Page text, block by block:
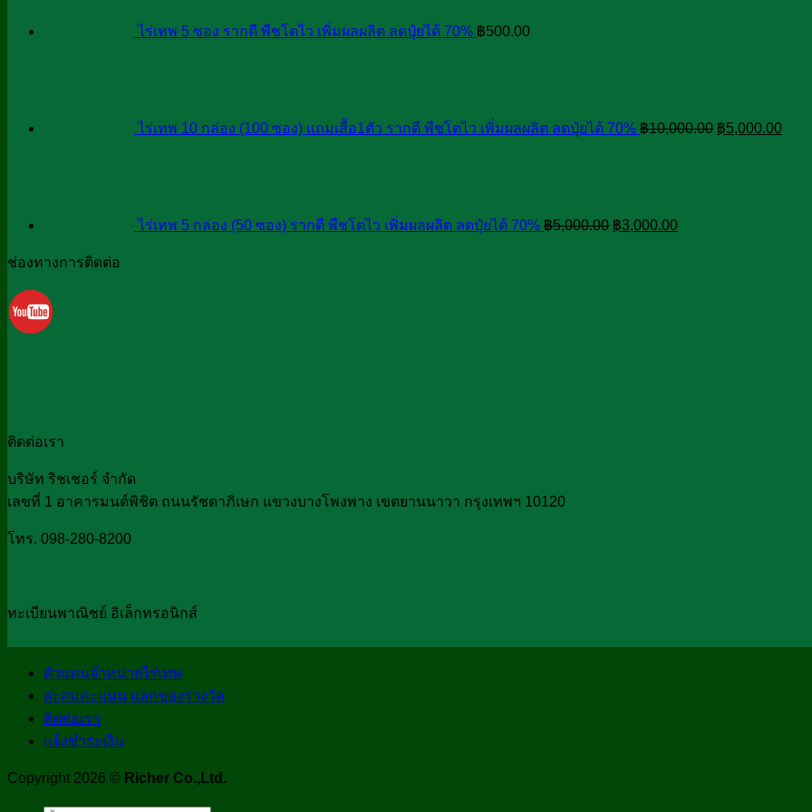
ไร่เทพ 5 ซอง รากดี พืชโตไว เพิ่มผลผลิต ลดปุ๋ยได้ 70% ฿500.00
ไร่เทพ 10 กล่อง (100 ซอง) แถมเสื้อ1ตัว รากดี พืชโตไว เพิ่มผลผลิต ลดปุ๋ยได้ 70% ฿10,000.00 ฿10,000.00.
฿5,000.00
ไร่เทพ 5 กล่อง (50 ซอง) รากดี พืชโตไว เพิ่มผลผลิต ลดปุ๋ยได้ 70% ฿5,000.00 ฿5,000.00.
฿3,000.00
ช่องทางการติดต่อ
ติดต่อเรา
บริษัท ริชเชอร์ จำกัด
เลขที่ 1 อาคารมนต์พิชิต ถนนรัชดาภิเษก แขวงบางโพงพาง เขตยานนาวา กรุงเทพฯ 10120
โทร. 098-280-8200
ทะเบียนพาณิชย์ อิเล็กทรอนิกส์
ตัวแทนจำหน่ายไร่เทพ
สะสมคะแนน แลกของรางวัล
ติดต่อเรา
แจ้งชำระเงิน
Copyright 2026 © Richer Co.,Ltd.